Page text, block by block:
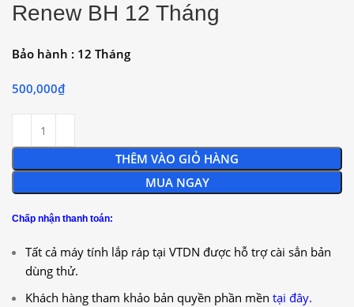
Renew BH 12 Tháng
Bảo hành : 12 Tháng
500,000₫
THÊM VÀO GIỎ HÀNG
MUA NGAY
Chấp nhận thanh toán:
Tất cả máy tính lắp ráp tại VTDN được hỗ trợ cài sẳn bản
dùng thử.
Khách hàng tham khảo bản quyền phần mền tại đây.